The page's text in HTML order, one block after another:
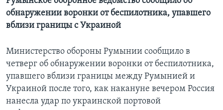
обнаружении воронки от беспилотника, упавшего
вблизи границы с Украиной
Министерство обороны Румынии сообщило в
четверг об обнаружении воронки от беспилотника,
упавшего вблизи границы между Румынией и
Украиной после того, как накануне вечером Россия
нанесла удар по украинской портовой